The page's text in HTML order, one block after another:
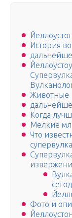
История
Животные
Когда
Мелкие
Что
Фото и